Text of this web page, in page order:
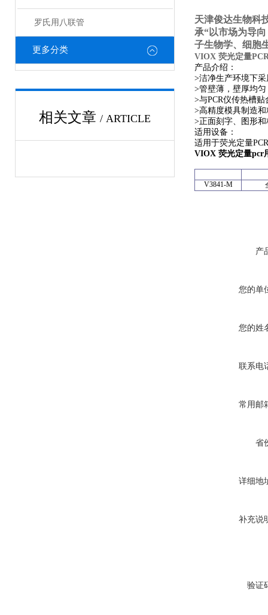
罗氏用八联管
更多分类
相关文章 / ARTICLE
天津俊达生物科
承“以市场为导
子生物学、细胞
VIOX 荧光定量
产品介绍：
>洁净生产环境下
>管壁薄，壁厚均
>与PCR仪传热槽
>高精度模具制造
>正面刻字、图形
适用设备：
适用于荧光定量
VIOX 荧光定量pcr
V3841-M
产
您的单
您的姓
联系电
常用邮
省
详细地
补充说
验证